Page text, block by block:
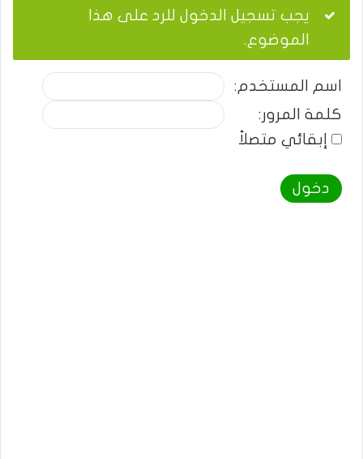
يجب تسجيل الدخول للرد على هذا
الموضوع.
اسم المستخدم:
كلمة المرور:
إبقائي متصلاً
دخول